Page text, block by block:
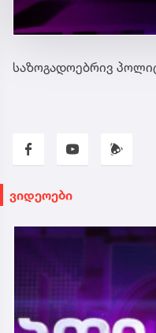
საზოგადოებრივ
ვიდეოები